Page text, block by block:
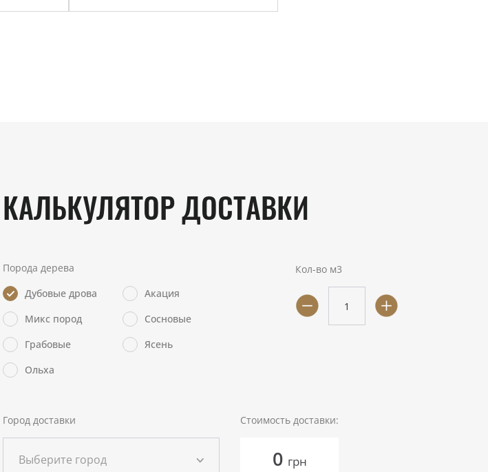
КАЛЬКУЛЯТОР ДОСТАВКИ
Порода дерева
Дубовые дрова
Акация
Микс пород
Сосновые
Грабовые
Ясень
Ольха
Кол-во м3
Город доставки
Выберите город
Стоимость доставки:
0 грн